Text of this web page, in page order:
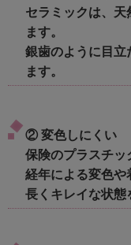
セラミックは、天
ます。
銀歯のように目立
ます。
② 変色しにくい
保険のプラスチッ
経年による変色や
長くキレイな状態